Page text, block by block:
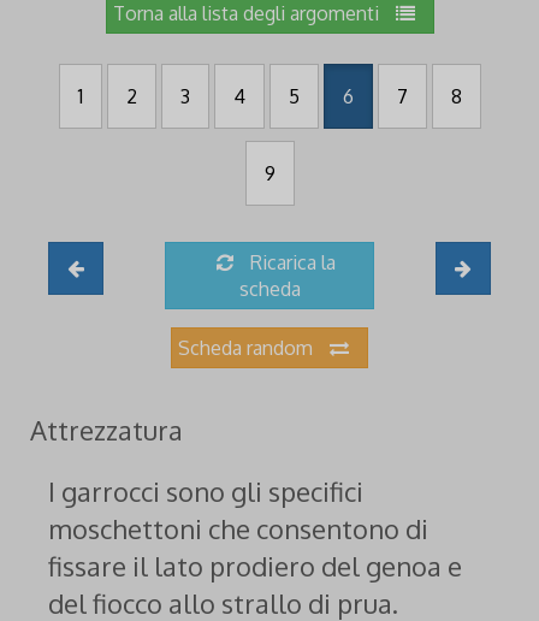
Torna alla lista degli argomenti
1 2 3 4 5 6 7 8
9
Ricarica la
scheda
Scheda random
Attrezzatura
I garrocci sono gli specifici
moschettoni che consentono di
fissare il lato prodiero del genoa e
del fiocco allo strallo di prua.